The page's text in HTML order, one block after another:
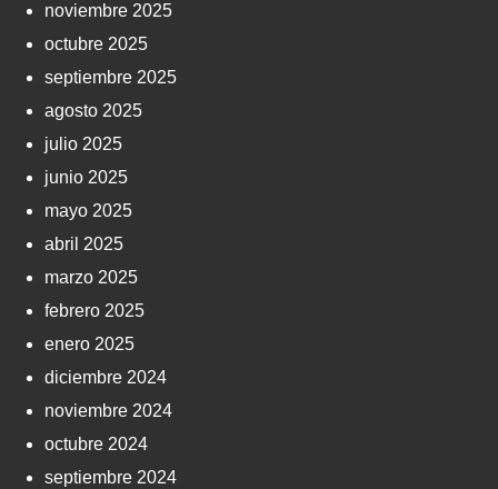
noviembre 2025
octubre 2025
septiembre 2025
agosto 2025
julio 2025
junio 2025
mayo 2025
abril 2025
marzo 2025
febrero 2025
enero 2025
diciembre 2024
noviembre 2024
octubre 2024
septiembre 2024